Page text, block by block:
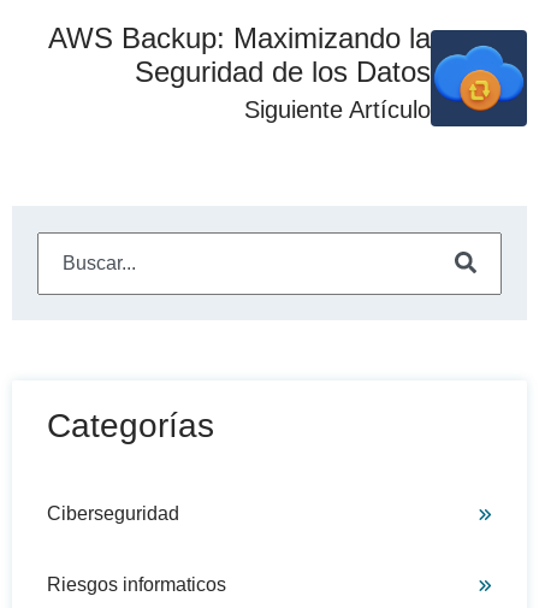
AWS Backup: Maximizando la
Seguridad de los Datos
Siguiente Artículo
Categorías
Ciberseguridad
Riesgos informaticos